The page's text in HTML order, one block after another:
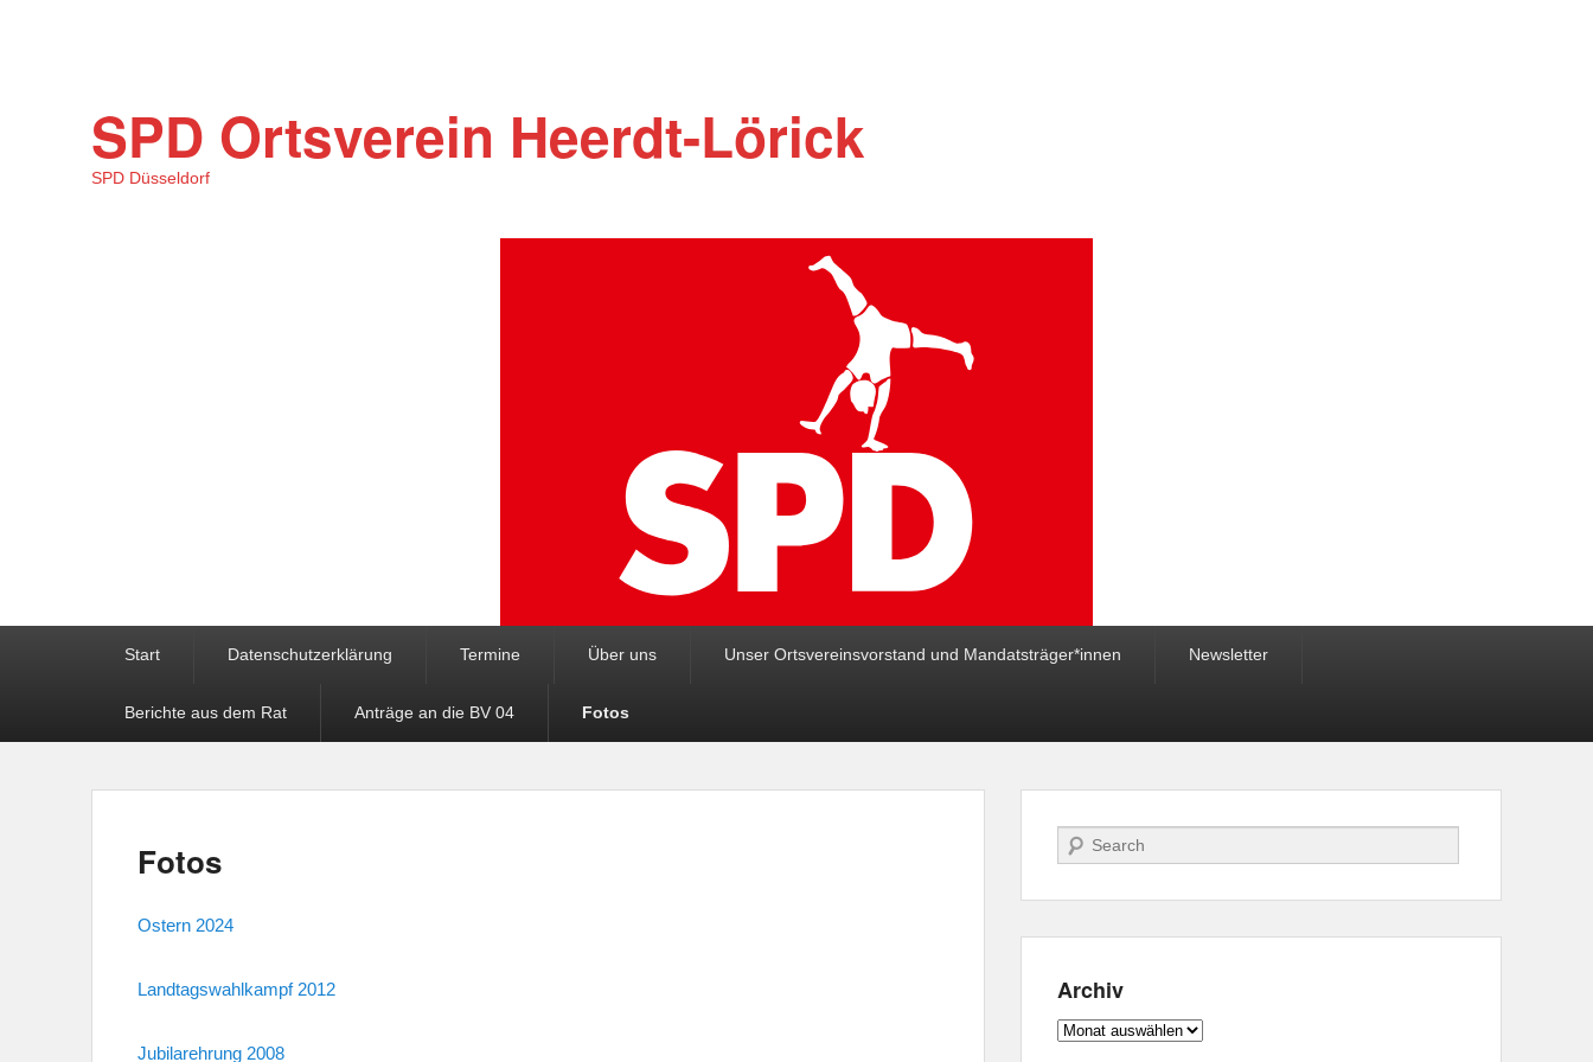
SPD Ortsverein Heerdt-Lörick
SPD Düsseldorf
Start Datenschutzerklärung Termine Über uns Unser Ortsvereinsvorstand und Mandatsträger*innen Newsletter
Berichte aus dem Rat Anträge an die BV 04 Fotos
Fotos
Ostern 2024
Landtagswahlkampf 2012
Jubilarehrung 2008
Suche
Archiv
Archiv